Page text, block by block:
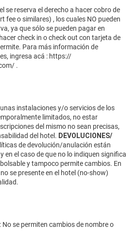
se reserva el derecho a hacer cobro de
fee o similares) , los cuales NO pueden
ya que sólo se pueden pagar en
check in o check out con tarjeta de
Para más información de
ingresa acá : https://
.
instalaciones y/o servicios de los
limitados, no estar
del mismo no sean precisas,
del hotel. DEVOLUCIONES/
de devolución/anulación están
en el caso de que no lo indiquen significa
y tampoco permite cambios. En
se presente en el hotel (no-show)
: No se permiten cambios de nombre o